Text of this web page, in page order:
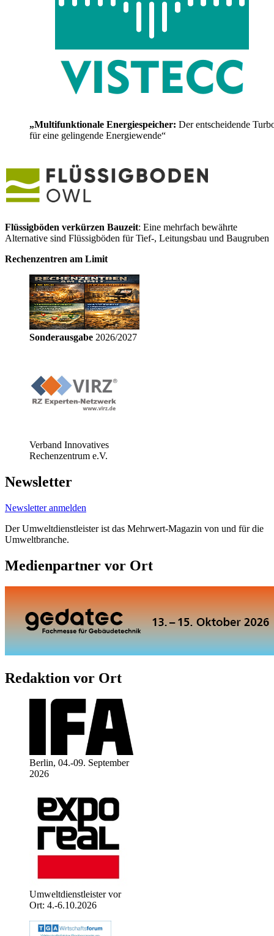
„Multifunktionale Energiespeicher: Der entscheidende
für eine gelingende Energiewende“
Flüssigböden verkürzen Bauzeit: Eine mehrfach bewährte
Alternative sind Flüssigböden für Tief-, Leitungsbau und Baugruben
Rechenzentren am Limit
Sonderausgabe 2026/2027
Verband Innovatives
Rechenzentrum e.V.
Newsletter
Newsletter anmelden
Der Umweltdienstleister ist das Mehrwert-Magazin von und für die
Umweltbranche.
Medienpartner vor Ort
Redaktion vor Ort
Berlin, 04.-09. September
2026
Umweltdienstleister vor
Ort: 4.-6.10.2026